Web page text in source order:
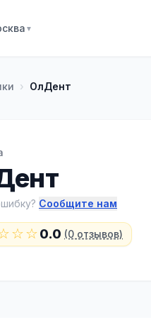
▼
› ОлДент
Сообщите нам
0.0 (0 отзывов)